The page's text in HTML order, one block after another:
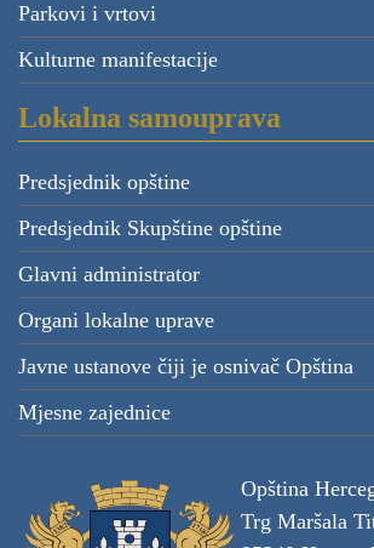
Parkovi i vrtovi
Kulturne manifestacije
Lokalna samouprava
Predsjednik opštine
Predsjednik Skupštine opštine
Glavni administrator
Organi lokalne uprave
Javne ustanove čiji je osnivač Opština
Mjesne zajednice
Opština
Trg Maršala